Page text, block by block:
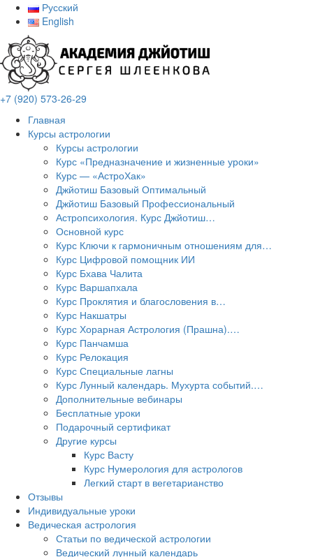
Русский
English
+7 (920) 573-26-29
Главная
Курсы астрологии
Курсы астрологии
Курс «Предназначение и жизненные уроки»
Курс — «АстроХак»
Джйотиш Базовый Оптимальный
Джйотиш Базовый Профессиональный
Астропсихология. Курс Джйотиш…
Основной курс
Курс Ключи к гармоничным отношениям для…
Курс Цифровой помощник ИИ
Курс Бхава Чалита
Курс Варшапхала
Курс Проклятия и благословения в…
Курс Накшатры
Курс Хорарная Астрология (Прашна).…
Курс Панчамша
Курс Релокация
Курс Специальные лагны
Курс Лунный календарь. Мухурта событий.…
Дополнительные вебинары
Бесплатные уроки
Подарочный сертификат
Другие курсы
Курс Васту
Курс Нумерология для астрологов
Легкий старт в вегетарианство
Отзывы
Индивидуальные уроки
Ведическая астрология
Статьи по ведической астрологии
Ведический лунный календарь